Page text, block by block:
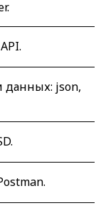
данных: json,